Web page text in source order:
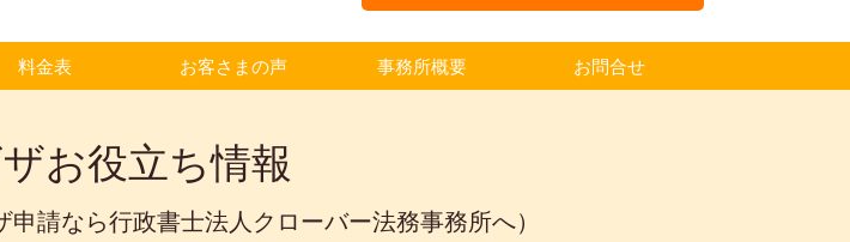
料金表 お客さまの声 事務所概要 お問合せ
お役立ち情報
請なら行政書士法人クローバー法務事務所へ）